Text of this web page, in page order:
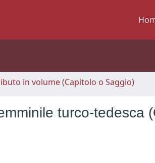
in volume (Capitolo o Saggio)
turco-tedesca